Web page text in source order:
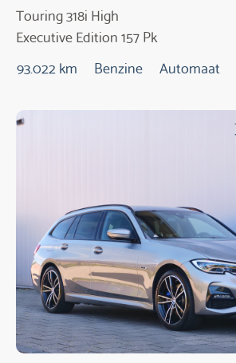
Touring 318i High
Executive Edition 157 Pk
Automaat
93.022 km Benzine Automaat